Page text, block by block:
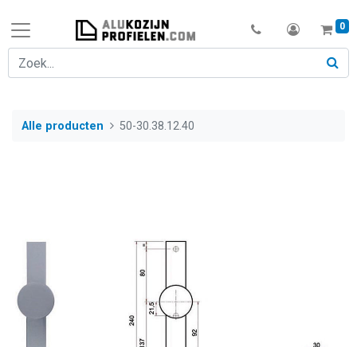
0
Alle producten 50-30.38.12.40